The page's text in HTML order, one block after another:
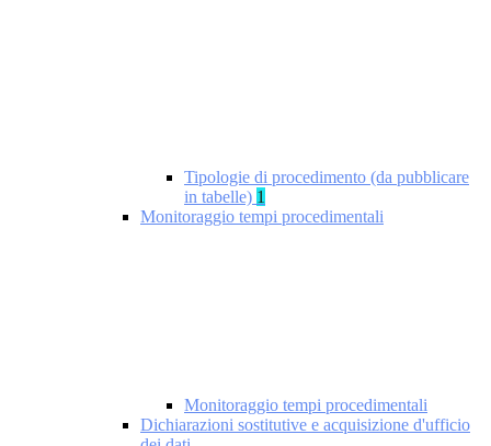
Tipologie di procedimento (da pubblicare
in tabelle) 1
Monitoraggio tempi procedimentali
Monitoraggio tempi procedimentali
Dichiarazioni sostitutive e acquisizione d'ufficio